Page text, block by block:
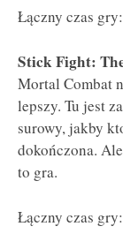
Łączny czas
Stick Fight:
Mortal Combat
lepszy. Tu jest
surowy, jakby
dokończona.
to gra.
Łączny czas